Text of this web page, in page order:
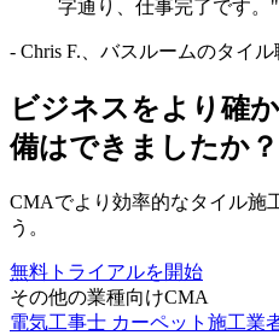
字通り、仕事完了です。"
- Chris F.、バスルームのタイル
ビジネスをより確
備はできましたか？
CMAでより効率的なタイル施
う。
無料トライアルを開始
その他の業種向けCMA
電気工事士 カーペット施工業